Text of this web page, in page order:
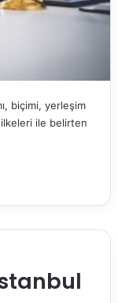
biçimi, yerleşim
ile belirten